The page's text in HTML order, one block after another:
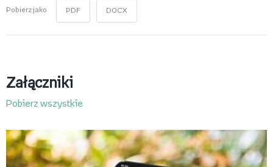
Pobierz jako PDF DOCX
Załączniki
Pobierz wszystkie